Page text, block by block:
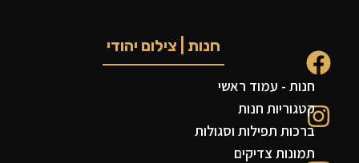
חנות | צילום יהודי
חנות - עמוד ראשי
קטגוריות חנות
ברכות תפילות וסגולות
תמונות צדיקים